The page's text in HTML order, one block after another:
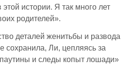
истории. Я так много лет
родителей».
деталей женитьбы и развода
сохранила, Ли, цепляясь за
паутины и следы копыт лошади»